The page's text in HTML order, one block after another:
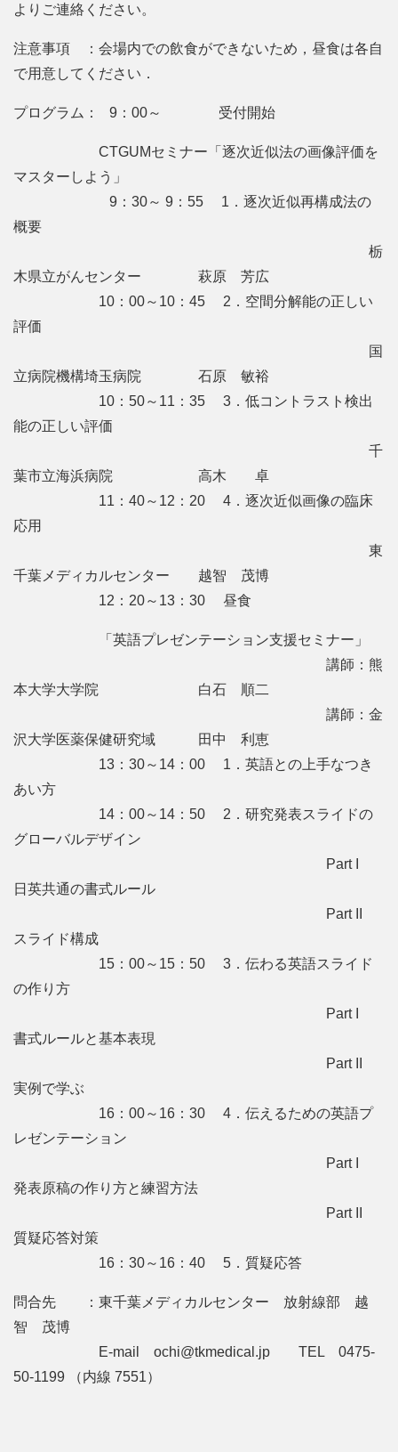
よりご連絡ください。
注意事項 ：会場内での飲食ができないため，昼食は各自
で用意してください．
プログラム： 9：00～ 受付開始
CTGUMセミナー「逐次近似法の画像評価を
マスターしよう」
9：30～ 9：55 1．逐次近似再構成法の
概要
栃
木県立がんセンター 萩原 芳広
10：00～10：45 2．空間分解能の正しい
評価
国
立病院機構埼玉病院 石原 敏裕
10：50～11：35 3．低コントラスト検出
能の正しい評価
千
葉市立海浜病院 高木 卓
11：40～12：20 4．逐次近似画像の臨床
応用
東
千葉メディカルセンター 越智 茂博
12：20～13：30 昼食
「英語プレゼンテーション支援セミナー」
講師：熊
本大学大学院 白石 順二
講師：金
沢大学医薬保健研究域 田中 利恵
13：30～14：00 1．英語との上手なつき
あい方
14：00～14：50 2．研究発表スライドの
グローバルデザイン
Part I
日英共通の書式ルール
Part II
スライド構成
15：00～15：50 3．伝わる英語スライド
の作り方
Part I
書式ルールと基本表現
Part II
実例で学ぶ
16：00～16：30 4．伝えるための英語プ
レゼンテーション
Part I
発表原稿の作り方と練習方法
Part II
質疑応答対策
16：30～16：40 5．質疑応答
問合先 ：東千葉メディカルセンター 放射線部 越
智 茂博
E-mail ochi@tkmedical.jp TEL 0475-
50-1199 （内線 7551）